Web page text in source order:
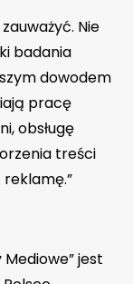
Nie
badania
dowodem
pracę
obsługę
treści
jest